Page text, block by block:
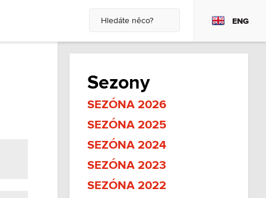
ENG
Sezony
SEZÓNA 2026
SEZÓNA 2025
SEZÓNA 2024
SEZÓNA 2023
SEZÓNA 2022